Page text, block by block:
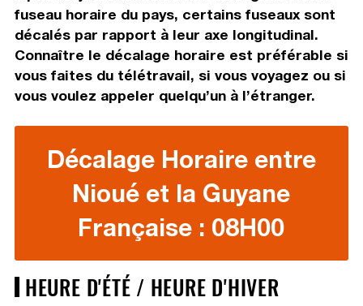
fuseau horaire du pays, certains fuseaux sont
décalés par rapport à leur axe longitudinal.
Connaître le décalage horaire est préférable si
vous faites du télétravail, si vous voyagez ou si
vous voulez appeler quelqu’un à l’étranger.
Décalage Horaire entre
Nioué et la Guyane
Française : 08H00
HEURE D'ÉTÉ / HEURE D'HIVER